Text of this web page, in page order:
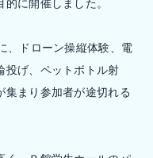
に開催しました。
、ドローン操縦体験、電
投げ、ペットボトル射
集まり参加者が途切れる